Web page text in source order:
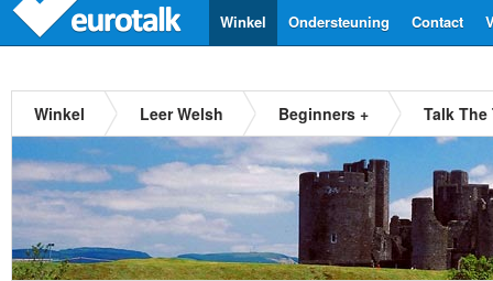
Contact
Ondersteuning
Winkel
Winkel Leer Welsh Beginners + Talk The